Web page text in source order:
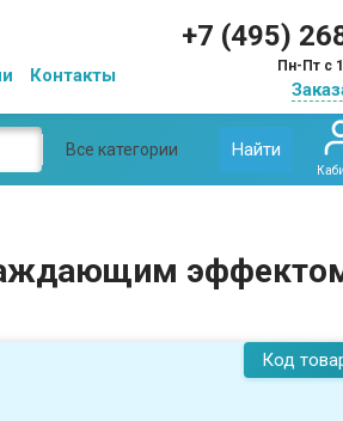
Контакты
+7 (495)
Пн-Пт с
Все категории Найти
Код